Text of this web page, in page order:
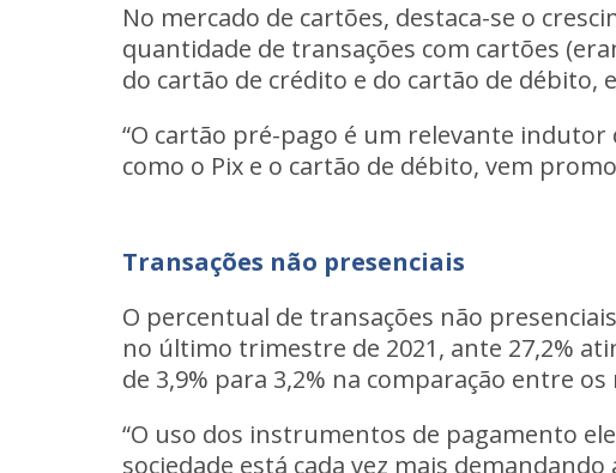
No mercado de cartões, destaca-se o
quantidade de transações com cartões
do cartão de crédito e do cartão de débito,
“O cartão pré-pago é um relevante
como o Pix e o cartão de débito, vem
Transações não presenciais
O percentual de transações não
no último trimestre de 2021, ante 27,2%
de 3,9% para 3,2% na comparação entre
“O uso dos instrumentos de pagamento
sociedade está cada vez mais